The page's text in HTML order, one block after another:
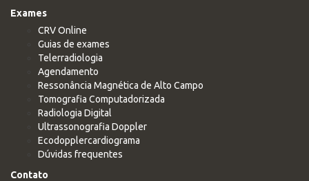
Exames
CRV Online
Guias de exames
Telerradiologia
Agendamento
Ressonância Magnética de Alto Campo
Tomografia Computadorizada
Radiologia Digital
Ultrassonografia Doppler
Ecodopplercardiograma
Dúvidas frequentes
Contato